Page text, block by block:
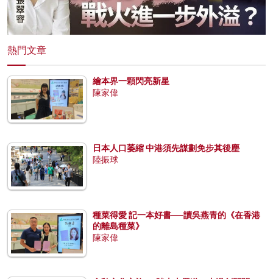
熱門文章
繪本界一顆閃亮新星
陳家偉
日本人口萎縮 中港須先謀劃免步其後塵
陸振球
種菜得愛 記一本好書──讀吳燕青的《在香港
的離島種菜》
陳家偉